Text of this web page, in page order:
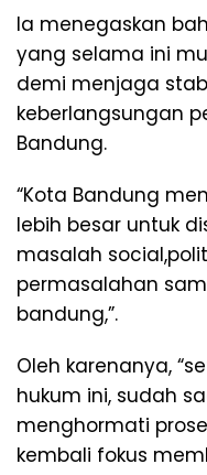
Ia menegaskan
yang selama ini
demi menjaga
keberlangsungan
Bandung.
“Kota Bandung
lebih besar untuk
masalah
permasalahan
bandung,”.
Oleh karenanya,
hukum ini, sudah
menghormati
kembali fokus